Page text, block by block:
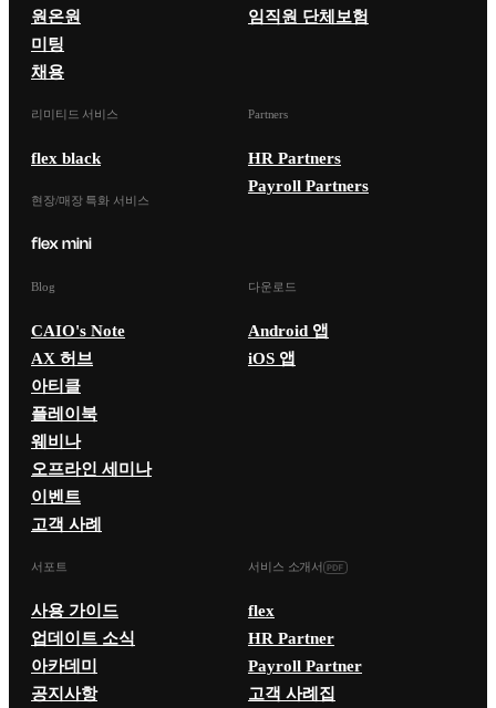
원온원
미팅
채용
임직원 단체보험
리미티드 서비스
flex black
현장/매장 특화 서비스
Partners
HR Partners
Payroll Partners
Blog
CAIO's Note
AX 허브
아티클
플레이북
웨비나
오프라인 세미나
이벤트
고객 사례
다운로드
Android 앱
iOS 앱
서포트
사용 가이드
업데이트 소식
아카데미
공지사항
서비스 소개서
flex
HR Partner
Payroll Partner
고객 사례집